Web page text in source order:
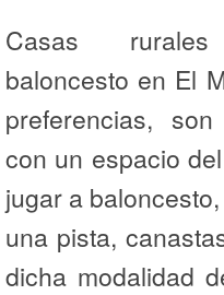
Casas
baloncesto en El
preferencias,
con un espacio
jugar a
una pista,
dicha modalidad